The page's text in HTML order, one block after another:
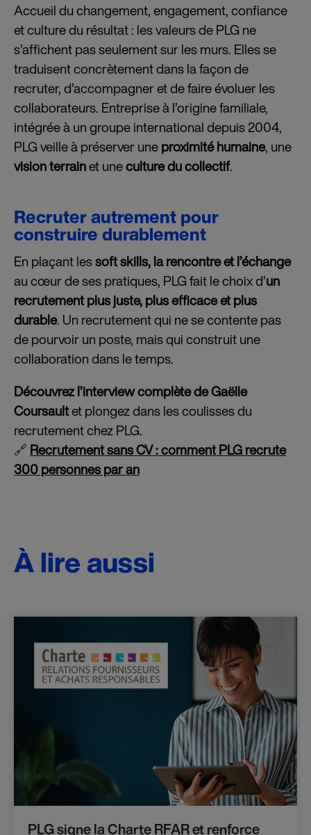
Accueil du changement, engagement, confiance
et culture du résultat : les valeurs de PLG ne
s’affichent pas seulement sur les murs. Elles se
traduisent concrètement dans la façon de
recruter, d’accompagner et de faire évoluer les
collaborateurs. Entreprise à l’origine familiale,
intégrée à un groupe international depuis 2004,
PLG veille à préserver uneproximité humaine, une
vision terrainet uneculture du collectif.
Recruter autrement pour
construire durablement
En plaçant lessoft skills, la rencontre et l’échange
au cœur de ses pratiques, PLG fait le choix d’un
recrutement plus juste, plus efficace et plus
durable. Un recrutement qui ne se contente pas
de pourvoir un poste, mais qui construit une
collaboration dans le temps.
Découvrez l’interview complète de Gaëlle
Coursaultet plongez dans les coulisses du
recrutement chez PLG.
🔗 Recrutement sans CV : comment PLG recrute
300 personnes par an
À lire aussi
PLG signe la Charte RFAR et renforce